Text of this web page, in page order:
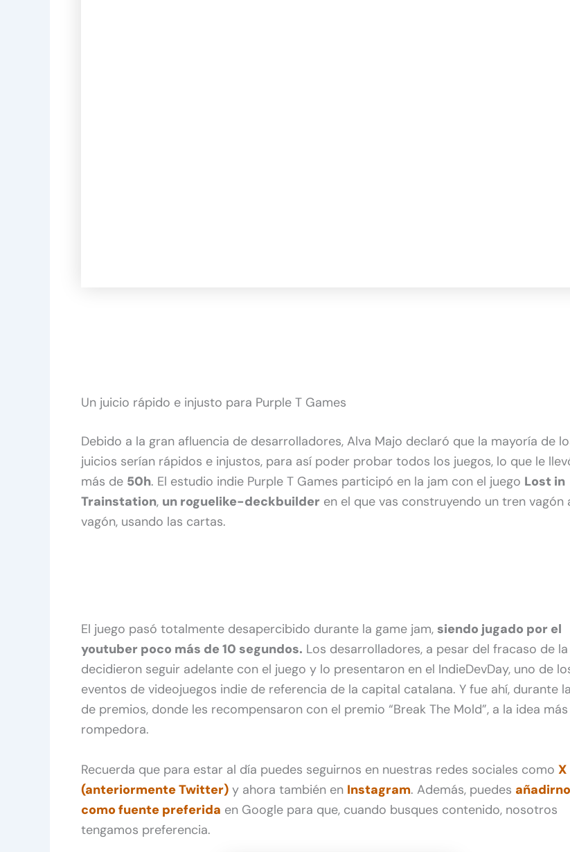
Un juicio rápido e injusto para Purple T Games
Debido a la gran afluencia de desarrolladores, Alva Majo declaró que la mayoría de
juicios serían rápidos e injustos, para así poder probar todos los juegos, lo que le
más de 50h. El estudio indie Purple T Games participó en la jam con el juego Lost in
Trainstation, un roguelike-deckbuilder en el que vas construyendo un tren vagón
vagón, usando las cartas.
El juego pasó totalmente desapercibido durante la game jam, siendo jugado por el
youtuber poco más de 10 segundos. Los desarrolladores, a pesar del fracaso de la
decidieron seguir adelante con el juego y lo presentaron en el IndieDevDay, uno de
eventos de videojuegos indie de referencia de la capital catalana. Y fue ahí, durante
de premios, donde les recompensaron con el premio “Break The Mold”, a la idea más
rompedora.
Recuerda que para estar al día puedes seguirnos en nuestras redes sociales como X
(anteriormente Twitter) y ahora también en Instagram. Además, puedes
como fuente preferida en Google para que, cuando busques contenido, nosotros
tengamos preferencia.